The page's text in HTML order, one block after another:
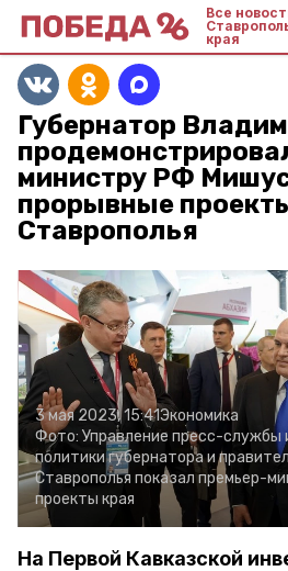
Все
края
Губернатор
министру РФ
прорывные
Ставрополья
3 мая 2023, 15:41Экономика
Фото: Управление пресс-службы
политики губернатора и
Ставрополья показал премьер-
проекты края
На Первой Кавказской